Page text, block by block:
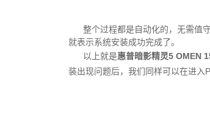
整个过程都是自动化的，无需值
就表示系统安装成功完成了。
以上就是惠普暗影精灵5 OMEN
装出现问题后，我们同样可以在进入